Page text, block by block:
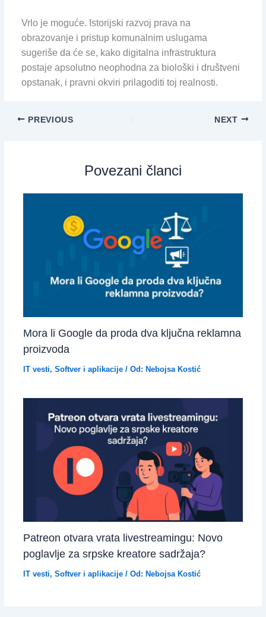
Vrlo je moguće. Istorijski razvoj prava na
obrazovanje i pristup komunalnim uslugama
sugeriše da će se, kako digitalna infrastruktura
postaje apsolutno neophodna za biološki i društveni
opstanak, i pravni okviri prilagoditi toj realnosti.
PREVIOUS NEXT
Povezani članci
Mora li Google da proda dva ključna reklamna
proizvoda
IT vesti, Softver i aplikacije/ Od: Nebojsa Kostić
Patreon otvara vrata livestreamingu: Novo
poglavlje za srpske kreatore sadržaja?
IT vesti, Softver i aplikacije/ Od: Nebojsa Kostić